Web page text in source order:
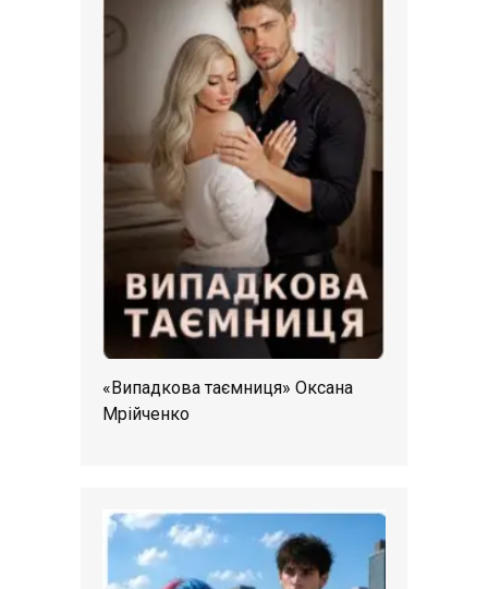
«Випадкова таємниця» Оксана
Мрійченко